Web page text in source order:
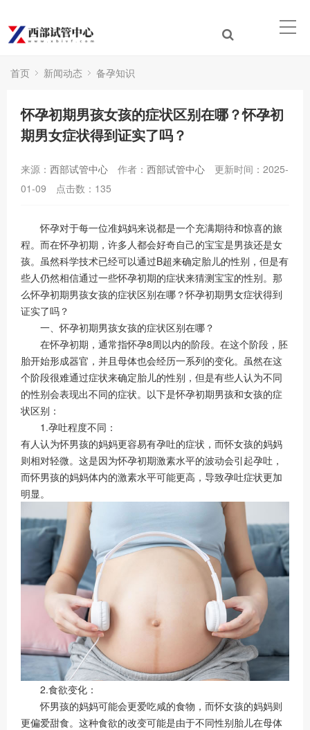
首页 新闻动态 备孕知识
怀孕初期男孩女孩的症状区别在哪？怀孕初
期男女症状得到证实了吗？
来源： 西部试管中心 作者： 西部试管中心
更新时间：2025-
01-09
点击数： 135
怀孕对于每一位准妈妈来说都是一个充满期待和惊喜的旅
程。而在怀孕初期，许多人都会好奇自己的宝宝是男孩还是女
孩。虽然科学技术已经可以通过B超来确定胎儿的性别，但是有
些人仍然相信通过一些怀孕初期的症状来猜测宝宝的性别。那
么怀孕初期男孩女孩的症状区别在哪？怀孕初期男女症状得到
证实了吗？
一、怀孕初期男孩女孩的症状区别在哪？
在怀孕初期，通常指怀孕8周以内的阶段。在这个阶段，胚
胎开始形成器官，并且母体也会经历一系列的变化。虽然在这
个阶段很难通过症状来确定胎儿的性别，但是有些人认为不同
的性别会表现出不同的症状。以下是怀孕初期男孩和女孩的症
状区别：
1.孕吐程度不同：
有人认为怀男孩的妈妈更容易有孕吐的症状，而怀女孩的妈妈
则相对轻微。这是因为怀孕初期激素水平的波动会引起孕吐，
而怀男孩的妈妈体内的激素水平可能更高，导致孕吐症状更加
明显。
2.食欲变化：
怀男孩的妈妈可能会更爱吃咸的食物，而怀女孩的妈妈则
更偏爱甜食。这种食欲的改变可能是由于不同性别胎儿在母体